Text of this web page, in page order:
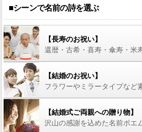
■シーンで名前の詩を選ぶ
【長寿のお祝い】
【結婚のお祝い】
フラワーやミラータイプなど
【結婚式ご両親への贈り物】
沢山の感謝を込めた名前ポエ